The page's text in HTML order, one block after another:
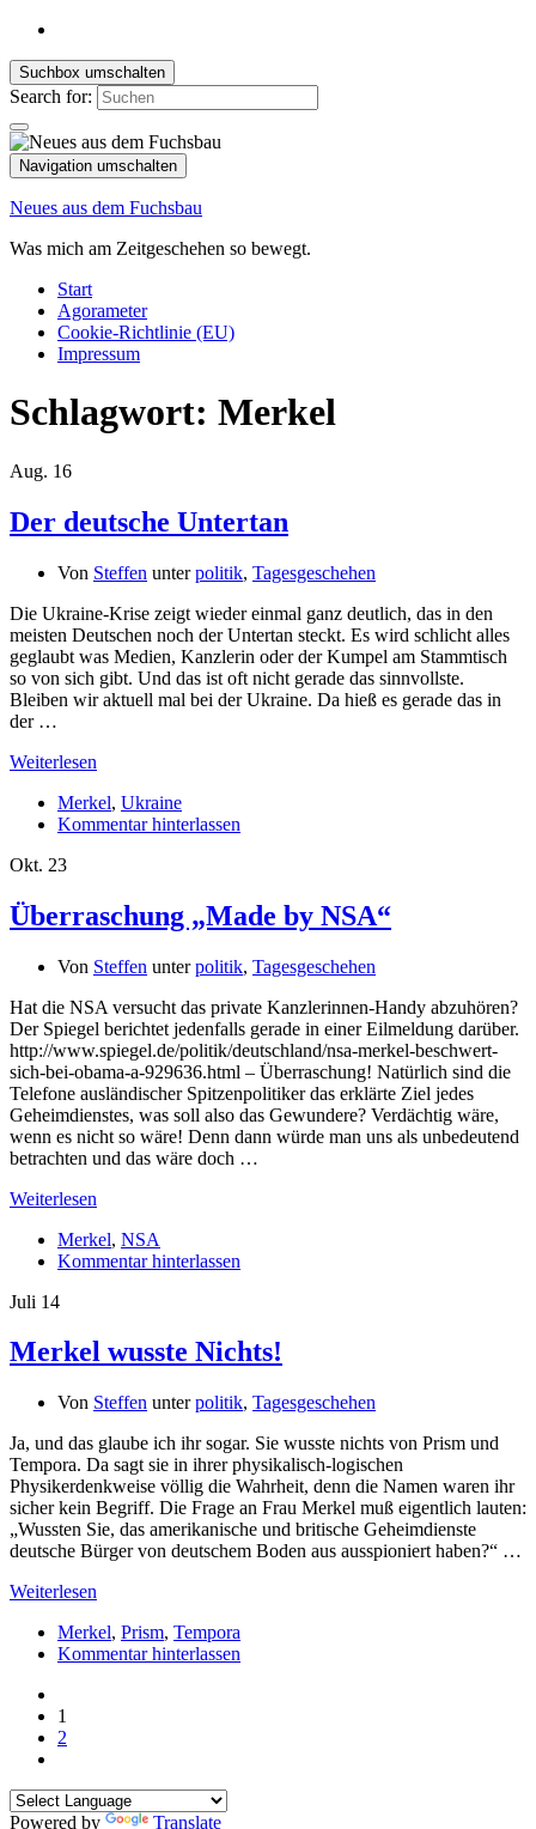
Suchbox umschalten
Search for:
Navigation umschalten
Neues aus dem Fuchsbau
Was mich am Zeitgeschehen so bewegt.
Start
Agorameter
Cookie-Richtlinie (EU)
Impressum
Schlagwort: Merkel
Aug. 16
Der deutsche Untertan
Von Steffen unterpolitik, Tagesgeschehen
Die Ukraine-Krise zeigt wieder einmal ganz deutlich, das in den
meisten Deutschen noch der Untertan steckt. Es wird schlicht alles
geglaubt was Medien, Kanzlerin oder der Kumpel am Stammtisch
so von sich gibt. Und das ist oft nicht gerade das sinnvollste.
Bleiben wir aktuell mal bei der Ukraine. Da hieß es gerade das in
der …
Weiterlesen
Merkel, Ukraine
Kommentar hinterlassen
Okt. 23
Überraschung „Made by NSA“
Von Steffen unterpolitik, Tagesgeschehen
Hat die NSA versucht das private Kanzlerinnen-Handy abzuhören?
Der Spiegel berichtet jedenfalls gerade in einer Eilmeldung darüber.
http://www.spiegel.de/politik/deutschland/nsa-merkel-beschwert-
sich-bei-obama-a-929636.html – Überraschung! Natürlich sind die
Telefone ausländischer Spitzenpolitiker das erklärte Ziel jedes
Geheimdienstes, was soll also das Gewundere? Verdächtig wäre,
wenn es nicht so wäre! Denn dann würde man uns als unbedeutend
betrachten und das wäre doch …
Weiterlesen
Merkel, NSA
Kommentar hinterlassen
Juli 14
Merkel wusste Nichts!
Von Steffen unterpolitik, Tagesgeschehen
Ja, und das glaube ich ihr sogar. Sie wusste nichts von Prism und
Tempora. Da sagt sie in ihrer physikalisch-logischen
Physikerdenkweise völlig die Wahrheit, denn die Namen waren ihr
sicher kein Begriff. Die Frage an Frau Merkel muß eigentlich lauten:
„Wussten Sie, das amerikanische und britische Geheimdienste
deutsche Bürger von deutschem Boden aus ausspioniert haben?“ …
Weiterlesen
Merkel, Prism, Tempora
Kommentar hinterlassen
1
2
Powered by Translate